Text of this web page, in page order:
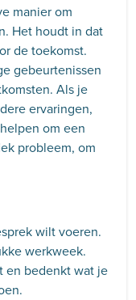
manier om
Het houdt in dat
de toekomst.
gebeurtenissen
Als je
ervaringen,
om een
probleem, om
wilt voeren.
werkweek.
en bedenkt wat je